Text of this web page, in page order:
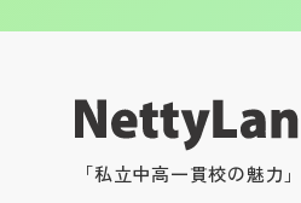
「私立中高一貫校の魅力